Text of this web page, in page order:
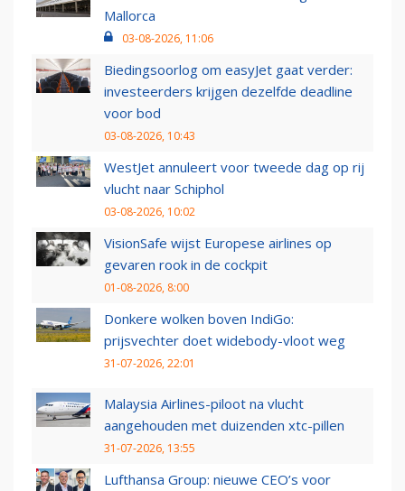
Mallorca
03-08-2026, 11:06
Biedingsoorlog om easyJet gaat verder:
investeerders krijgen dezelfde deadline
voor bod
03-08-2026, 10:43
WestJet annuleert voor tweede dag op rij
vlucht naar Schiphol
03-08-2026, 10:02
VisionSafe wijst Europese airlines op
gevaren rook in de cockpit
01-08-2026, 8:00
Donkere wolken boven IndiGo:
prijsvechter doet widebody-vloot weg
31-07-2026, 22:01
Malaysia Airlines-piloot na vlucht
aangehouden met duizenden xtc-pillen
31-07-2026, 13:55
Lufthansa Group: nieuwe CEO’s voor